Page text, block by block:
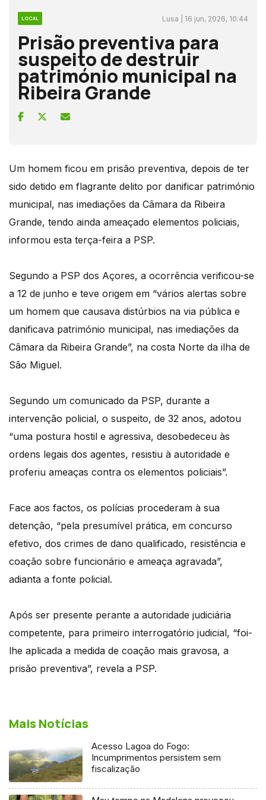
LOCAL Lusa | 16 jun, 2026, 10:44
Prisão preventiva para
suspeito de destruir
património municipal na
Ribeira Grande
Um homem ficou em prisão preventiva, depois de ter
sido detido em flagrante delito por danificar património
municipal, nas imediações da Câmara da Ribeira
Grande, tendo ainda ameaçado elementos policiais,
informou esta terça-feira a PSP.
Segundo a PSP dos Açores, a ocorrência verificou-se
a 12 de junho e teve origem em “vários alertas sobre
um homem que causava distúrbios na via pública e
danificava património municipal, nas imediações da
Câmara da Ribeira Grande”, na costa Norte da ilha de
São Miguel.
Segundo um comunicado da PSP, durante a
intervenção policial, o suspeito, de 32 anos, adotou
“uma postura hostil e agressiva, desobedeceu às
ordens legais dos agentes, resistiu à autoridade e
proferiu ameaças contra os elementos policiais”.
Face aos factos, os polícias procederam à sua
detenção, “pela presumível prática, em concurso
efetivo, dos crimes de dano qualificado, resistência e
coação sobre funcionário e ameaça agravada”,
adianta a fonte policial.
Após ser presente perante a autoridade judiciária
competente, para primeiro interrogatório judicial, “foi-
lhe aplicada a medida de coação mais gravosa, a
prisão preventiva”, revela a PSP.
Mais Notícias
Acesso Lagoa do Fogo:
Incumprimentos persistem sem
fiscalização